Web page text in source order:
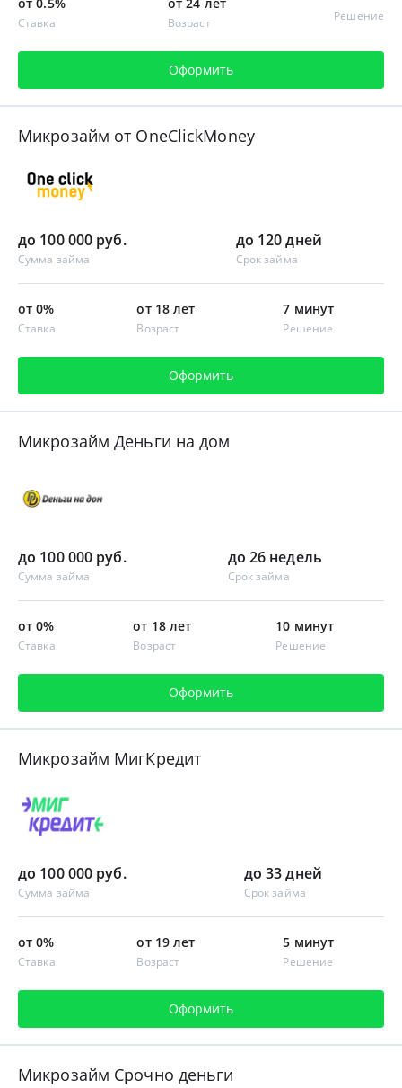
Ставка Возраст Решение
Оформить
Микрозайм от OneClickMoney
до 100 000 руб.
Сумма займа
до 120 дней
Срок займа
от 0%
Ставка
от 18 лет
Возраст
7 минут
Решение
Оформить
Микрозайм Деньги на дом
до 100 000 руб.
Сумма займа
до 26 недель
Срок займа
от 0%
Ставка
от 18 лет
Возраст
10 минут
Решение
Оформить
Микрозайм МигКредит
до 100 000 руб.
Сумма займа
до 33 дней
Срок займа
от 0%
Ставка
от 19 лет
Возраст
5 минут
Решение
Оформить
Микрозайм Срочно деньги